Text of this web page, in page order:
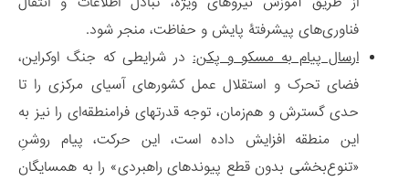
فناوری‌های پیشرفتۀ پایش و حفاظت، منجر شود.
ارسال پیام به مسکو و پکن: در شرایطی که جنگ اوکراین،
فضای تحرک و استقلال عمل کشورهای آسیای مرکزی را تا
حدی گسترش و هم‌زمان، توجه قدرت‎های فرامنطقه‌ای را نیز به
این منطقه افزایش داده است، این حرکت، پیام روشنِ
«تنوع‌بخشی بدون قطع پیوندهای راهبردی» را به همسایگان